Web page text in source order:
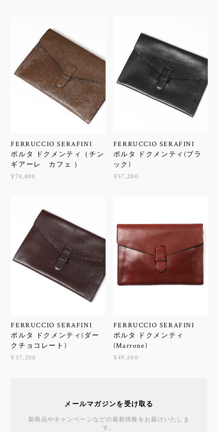
FERRUCCIO SERAFINI
ポルタ ドクメンティ（チン
ギアーレ カフェ ）
¥74,800
FERRUCCIO SERAFINI
ポルタ ドクメンティ(ブラ
ック)
¥57,200
FERRUCCIO SERAFINI
ポルタ ドクメンティ(ダー
クチョコレート)
¥57,200
FERRUCCIO SERAFINI
ポルタ ドクメンティ
(Marrone)
¥49,500
メールマガジンを受け取る
新商品やキャンペーンなどの最新情報をお届けいたしま
す。